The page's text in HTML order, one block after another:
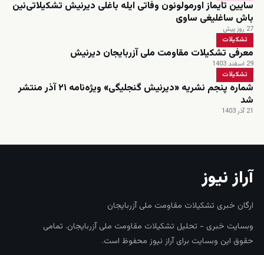
سایین تایماز اورمولونون وفاتی ایله باغلی دیرنیش تشکیلاتی‌نین
باش ساغلیغی ساوی
27 روز پیش
تشکیلات
معرفی تشکیلات مقاومت ملی آزربایجان دیرنیش
29 اسفند 1403
تشکیلات
شماره پنجم نشریه «دیرنیش گنجلیگی» ویژه‌نامه ۲۱ آذر منتشر
شد
21 آذر 1403
آراز نیوز
ارگان خبری تشکیلات مقاومت ملی آزربایجان
وبسایت خبری - تحلیل تشکیلات مقاومت ملی آزربایجان. تمامی
حقوق این وبسایت برای آراز نیوز محفوظ است.